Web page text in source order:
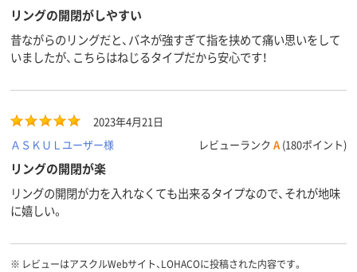
リングの開閉がしやすい
昔ながらのリングだと、バネが強すぎて指を挟めて痛い思いをして
いましたが、こちらはねじるタイプだから安心です！
2023年4月21日
ＡＳＫＵＬユーザー様
レビューランク A (180ポイント)
リングの開閉が楽
リングの開閉が力を入れなくても出来るタイプなので、それが地味
に嬉しい。
※ レビューはアスクルWebサイト、LOHACOに投稿された内容です。